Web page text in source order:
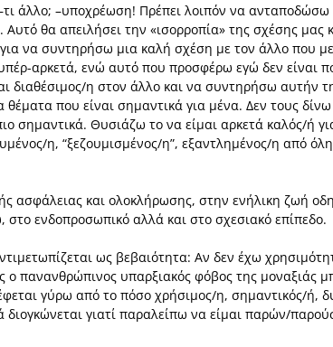
άλλο; –υποχρέωση! Πρέπει λοιπόν να ανταποδώσω
θα απειλήσει την «ισορροπία» της σχέσης μας
να συντηρήσω μια καλή σχέση με τον άλλο που με
αρκετά, ενώ αυτό που προσφέρω εγώ δεν είναι
διαθέσιμος/η στον άλλο και να συντηρήσω αυτήν
που είναι σημαντικά για μένα. Δεν τους
σημαντικά. Θυσιάζω το να είμαι αρκετά καλός/ή
η, “ξεζουμισμένος/η”, εξαντλημένος/η από
ασφάλειας και ολοκλήρωσης, στην ενήλικη ζωή
ενδοπροσωπικό αλλά και στο σχεσιακό επίπεδο.
ως βεβαιότητα: Αν δεν έχω
πανανθρώπινος υπαρξιακός φόβος της μοναξιάς
γύρω από το πόσο χρήσιμος/η, σημαντικός/ή,
γιατί παραλείπω να είμαι παρών/